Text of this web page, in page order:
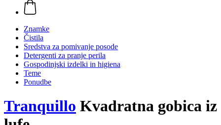
Znamke
Čistila
Sredstva za pomivanje posode
Detergenti za pranje perila
Gospodinjski izdelki in higiena
Teme
Ponudbe
Tranquillo Kvadratna gobica iz